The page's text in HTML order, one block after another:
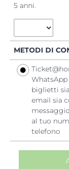
partecipare
potranno
5 anni.
METODI DI
biglietti
email sia
al tuo
telefono